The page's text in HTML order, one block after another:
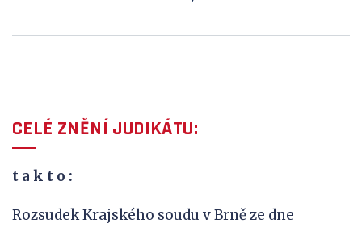
CELÉ ZNĚNÍ JUDIKÁTU:
t a k t o :
Rozsudek Krajského soudu v Brně ze dne